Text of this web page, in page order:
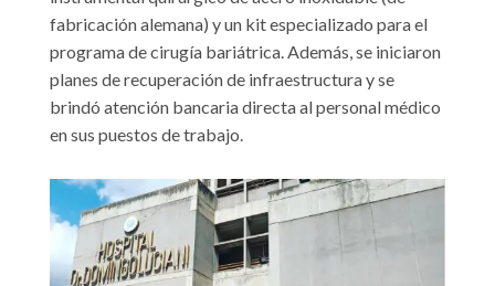
fabricación alemana) y un kit especializado para el
programa de cirugía bariátrica. Además, se iniciaron
planes de recuperación de infraestructura y se
brindó atención bancaria directa al personal médico
en sus puestos de trabajo.